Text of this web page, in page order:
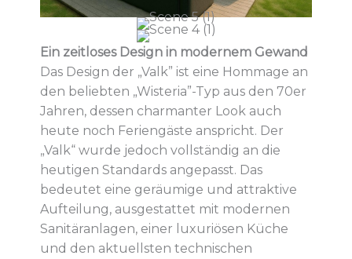
Ein zeitloses Design in modernem Gewand
Das Design der „Valk” ist eine Hommage an
den beliebten „Wisteria”-Typ aus den 70er
Jahren, dessen charmanter Look auch
heute noch Feriengäste anspricht. Der
„Valk“ wurde jedoch vollständig an die
heutigen Standards angepasst. Das
bedeutet eine geräumige und attraktive
Aufteilung, ausgestattet mit modernen
Sanitäranlagen, einer luxuriösen Küche
und den aktuellsten technischen